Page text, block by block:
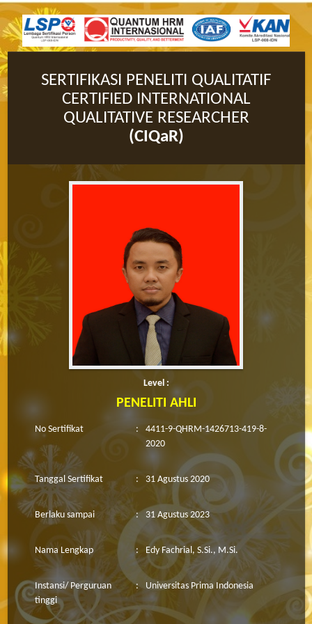
SERTIFIKASI PENELITI QUALITATIF
CERTIFIED INTERNATIONAL
QUALITATIVE RESEARCHER
(CIQaR)
Level :
PENELITI AHLI
No Sertifikat :
4411-9-QHRM-1426713-419-8-
2020
Tanggal Sertifikat : 31 Agustus 2020
Berlaku sampai : 31 Agustus 2023
Nama Lengkap : Edy Fachrial, S.Si., M.Si.
Instansi/ Perguruan
tinggi
: Universitas Prima Indonesia